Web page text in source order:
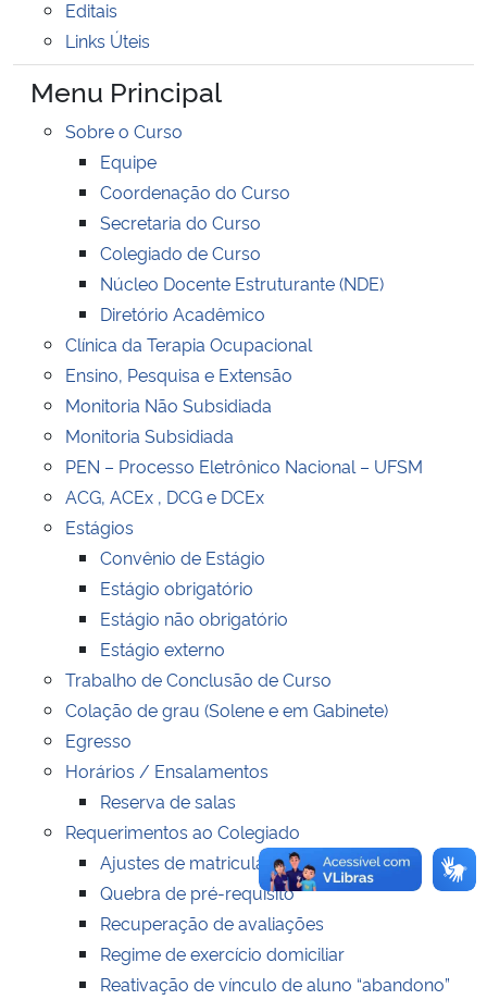
Ministério da Cidadania
Ministério de Minas e Energia
Ministério da Ciência, Tecnologia, Inovações e Comunicações
Ministério do Meio Ambiente
Ministério do Turismo
Ministério da Mulher, da Família e dos Direitos Humanos
Secretaria-Geral
Secretaria de Governo
Gabinete de Segurança Institucional
Advocacia-Geral da União
Banco Central do Brasil
Planalto
Editais
Links Úteis
Menu Principal
Sobre o Curso
Equipe
Coordenação do Curso
Secretaria do Curso
Colegiado de Curso
Núcleo Docente Estruturante (NDE)
Diretório Acadêmico
Clínica da Terapia Ocupacional
Ensino, Pesquisa e Extensão
Monitoria Não Subsidiada
Monitoria Subsidiada
PEN – Processo Eletrônico Nacional – UFSM
ACG, ACEx , DCG e DCEx
Estágios
Convênio de Estágio
Estágio obrigatório
Estágio não obrigatório
Estágio externo
Trabalho de Conclusão de Curso
Colação de grau (Solene e em Gabinete)
Egresso
Horários / Ensalamentos
Reserva de salas
Requerimentos ao Colegiado
Ajustes de matricula
Quebra de pré-requisito
Recuperação de avaliações
Regime de exercício domiciliar
Reativação de vínculo de aluno “abandono”